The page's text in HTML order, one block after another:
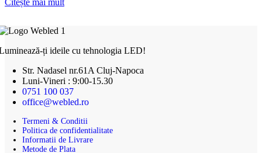
Citește mai mult
ți ideile cu tehnologia LED!
Str. Nadasel nr.61A Cluj-Napoca
Luni-Vineri : 9:00-15.30
0751 100 037
office@webled.ro
Termeni & Conditii
Politica de confidentialitate
Informatii de Livrare
Metode de Plata